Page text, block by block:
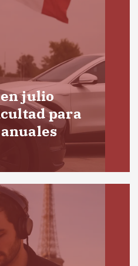
en julio
para